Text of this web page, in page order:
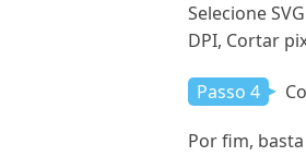
Selecione
DPI, Cortar
Passo 4
Por fim,